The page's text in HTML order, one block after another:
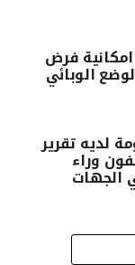
فرض
الوبائي
لديه تقرير
وراء
الجهات